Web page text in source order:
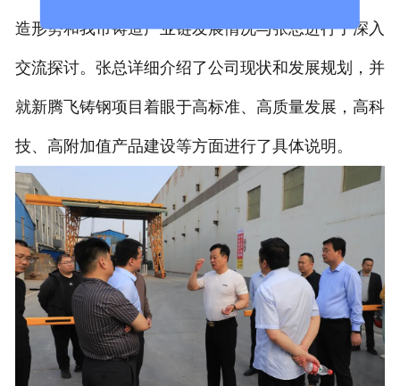
造形势和我市铸造产业链发展情况与张总进行了深入
交流探讨。张总详细介绍了公司现状和发展规划，并
就新腾飞铸钢项目着眼于高标准、高质量发展，高科
技、高附加值产品建设等方面进行了具体说明。